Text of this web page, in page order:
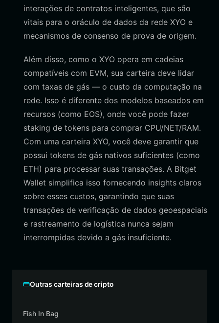
interações de contratos inteligentes, que são
vitais para o oráculo de dados da rede XYO e
mecanismos de consenso de prova de origem.
Além disso, como o XYO opera em cadeias
compatíveis com EVM, sua carteira deve lidar
com taxas de gás — o custo da computação na
rede. Isso é diferente dos modelos baseados em
recursos (como EOS), onde você pode fazer
staking de tokens para comprar CPU/NET/RAM.
Com uma carteira XYO, você deve garantir que
possui tokens de gás nativos suficientes (como
ETH) para processar suas transações. A Bitget
Wallet simplifica isso fornecendo insights claros
sobre esses custos, garantindo que suas
transações de verificação de dados geoespaciais
e rastreamento de logística nunca sejam
interrompidas devido a gás insuficiente.
Outras carteiras de cripto
Fish In Bag